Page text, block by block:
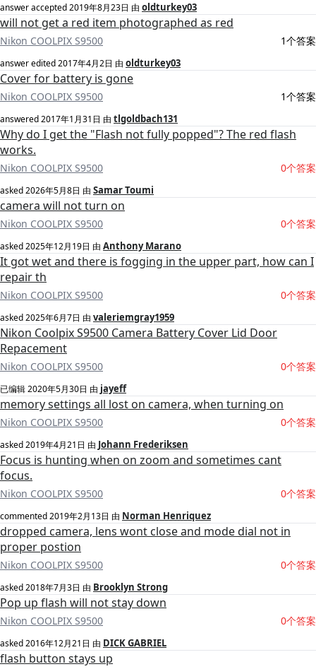
answer accepted2019年8月23日 由 oldturkey03
will not get a red item photographed as red
Nikon COOLPIX S9500 1个答案
answer edited2017年4月2日 由 oldturkey03
Cover for battery is gone
Nikon COOLPIX S9500 1个答案
answered2017年1月31日 由 tlgoldbach131
Why do I get the "Flash not fully popped"? The red flash
works.
Nikon COOLPIX S9500 0个答案
asked2026年5月8日 由 Samar Toumi
camera will not turn on
Nikon COOLPIX S9500 0个答案
asked2025年12月19日 由 Anthony Marano
It got wet and there is fogging in the upper part, how can I
repair th
Nikon COOLPIX S9500 0个答案
asked2025年6月7日 由 valeriemgray1959
Nikon Coolpix S9500 Camera Battery Cover Lid Door
Repacement
Nikon COOLPIX S9500 0个答案
已编辑2020年5月30日 由 jayeff
memory settings all lost on camera, when turning on
Nikon COOLPIX S9500 0个答案
asked2019年4月21日 由 Johann Frederiksen
Focus is hunting when on zoom and sometimes cant
focus.
Nikon COOLPIX S9500 0个答案
commented2019年2月13日 由 Norman Henriquez
dropped camera, lens wont close and mode dial not in
proper postion
Nikon COOLPIX S9500 0个答案
asked2018年7月3日 由 Brooklyn Strong
Pop up flash will not stay down
Nikon COOLPIX S9500 0个答案
asked2016年12月21日 由 DICK GABRIEL
flash button stays up